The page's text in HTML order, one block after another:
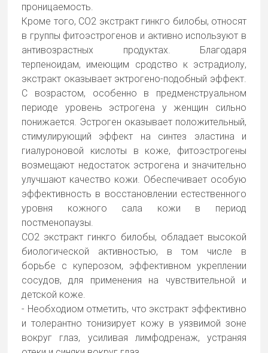
проницаемость.
Кроме того, СО2 экстракт гинкго билобы, относят
в группы фитоэстрогенов и активно используют в
антивозрастных продуктах. Благодаря
терпеноидам, имеющим сродство к эстрадиолу,
экстракт оказывает эктрогено-подобный эффект.
С возрастом, особенно в предменструальном
периоде уровень эстрогена у женщин сильно
понижается. Эстроген оказывает положительный,
стимулирующий эффект на синтез эластина и
гиалуроновой кислоты в коже, фитоэстрогены
возмещают недостаток эстрогена и значительно
улучшают качество кожи. Обеспечивает особую
эффективность в восстановлении естественного
уровня кожного сала кожи в период
постменопаузы.
СО2 экстракт гинкго билобы, обладает высокой
биологической активностью, в том числе в
борьбе с куперозом, эффективном укреплении
сосудов, для применения на чувствительной и
детской коже.
- Необходиом отметить, что экстракт эффективно
и толерантно тонизирует кожу в уязвимой зоне
вокруг глаз, усиливая лимфодренаж, устраняя